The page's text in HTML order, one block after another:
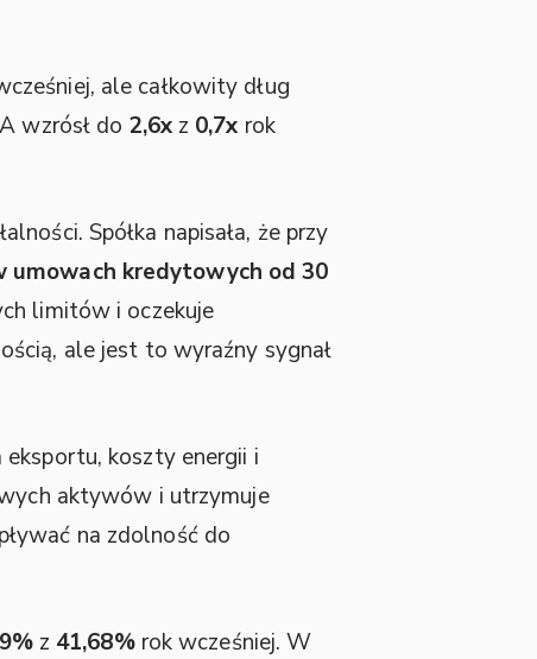
ale całkowity dług
wzrósł do 2,6xz 0,7x rok
Spółka napisała, że przy
umowach kredytowych od 30
limitów i oczekuje
ale jest to wyraźny sygnał
koszty energii i
aktywów i utrzymuje
na zdolność do
z 41,68%rok wcześniej. W